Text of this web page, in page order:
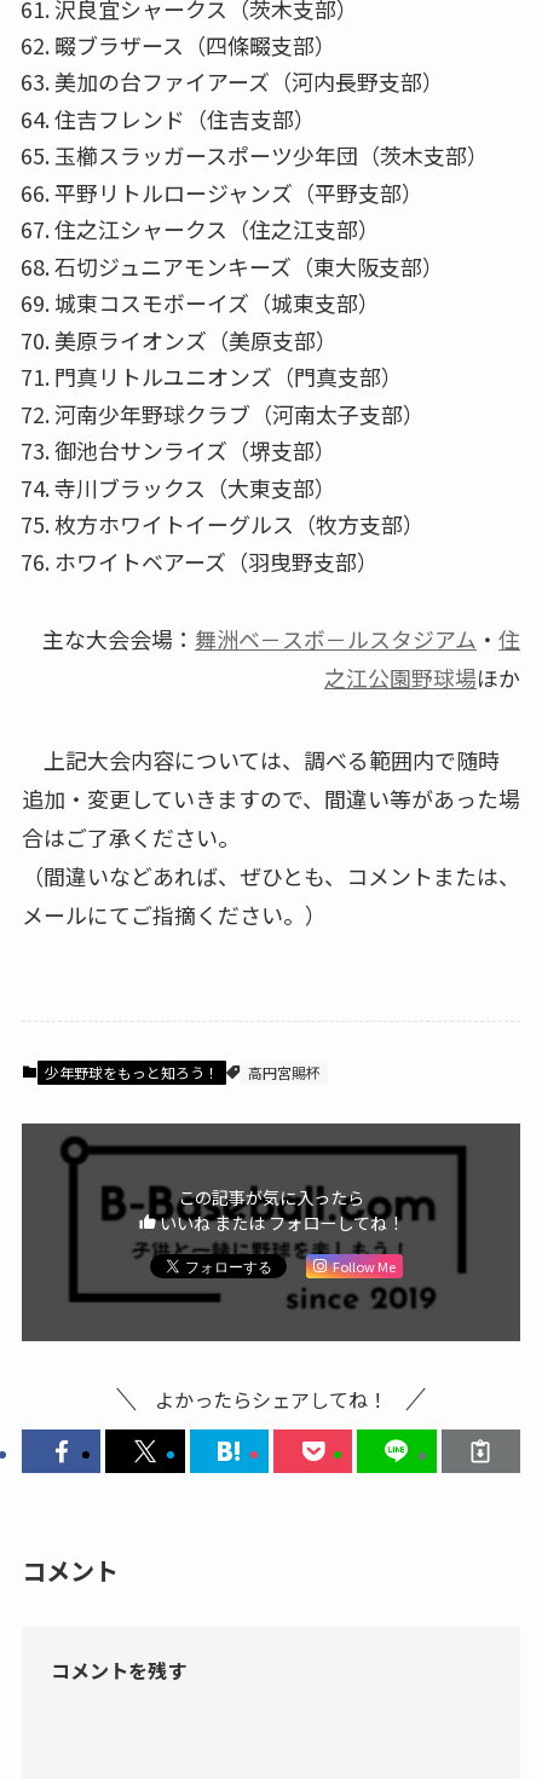
沢良宜シャークス（茨木支部）
畷ブラザース（四條畷支部）
美加の台ファイアーズ（河内長野支部）
住吉フレンド（住吉支部）
玉櫛スラッガースポーツ少年団（茨木支部）
平野リトルロージャンズ（平野支部）
住之江シャークス（住之江支部）
石切ジュニアモンキーズ（東大阪支部）
城東コスモボーイズ（城東支部）
美原ライオンズ（美原支部）
門真リトルユニオンズ（門真支部）
河南少年野球クラブ（河南太子支部）
御池台サンライズ（堺支部）
寺川ブラックス（大東支部）
枚方ホワイトイーグルス（牧方支部）
ホワイトベアーズ（羽曳野支部）
主な大会会場： 舞洲ベ－スボ－ルスタジアム ・住
之江公園野球場ほか
上記大会内容については、調べる範囲内で随時
追加・変更していきますので、間違い等があった場
合はご了承ください。
（間違いなどあれば、ぜひとも、コメントまたは、
メールにてご指摘ください。）
少年野球をもっと知ろう！ 高円宮賜杯
この記事が気に入ったら
いいね または フォローしてね！
Follow Me
よかったらシェアしてね！
コメント
コメントを残す